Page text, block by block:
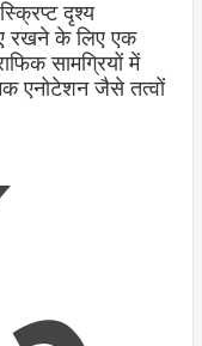
दृश्य
रखने के लिए एक
सामग्रियों में
एनोटेशन जैसे तत्वों